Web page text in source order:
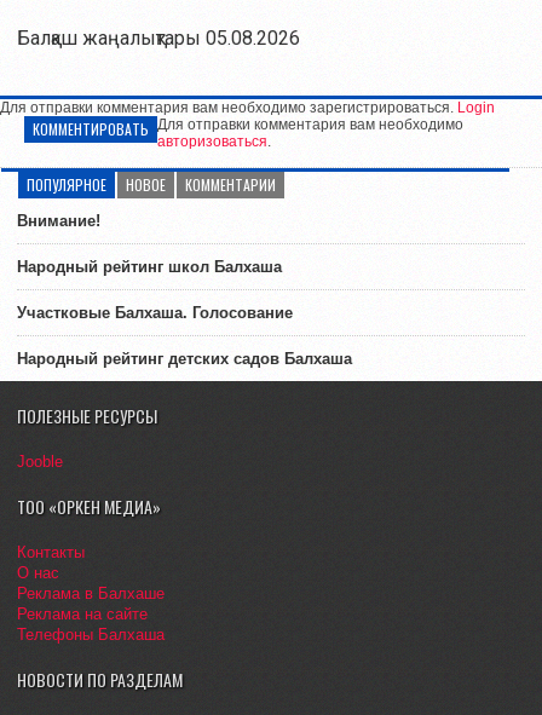
Балқаш жаңалықтары 05.08.2026
Для отправки комментария вам необходимо зарегистрироваться. Login
КОММЕНТИРОВАТЬ Для отправки комментария вам необходимо
авторизоваться.
ПОПУЛЯРНОЕ НОВОЕ КОММЕНТАРИИ
Внимание!
Народный рейтинг школ Балхаша
Участковые Балхаша. Голосование
Народный рейтинг детских садов Балхаша
ПОЛЕЗНЫЕ РЕСУРСЫ
Jooble
ТОО «ОРКЕН МЕДИА»
Контакты
О нас
Реклама в Балхаше
Реклама на сайте
Телефоны Балхаша
НОВОСТИ ПО РАЗДЕЛАМ